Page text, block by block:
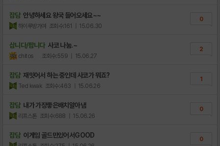
잡담 안녕하세요 왕국 들어오세요~~
하이루방가여 조회수:161 | 15.06.30
0
삽니다/팝니다 사코 나눔.~
chitos 조회수:559 | 15.06.27
2
잡담 재밋어서 하는 중인데 사코가 뭐죠?
Ted kwak 조회수:463 | 15.06.26
1
잡담 내가 가장좋은배치알아냄
리프스톤 조회수:688 | 15.06.26
0
잡담 이게임 골드만있어서GOOD 0